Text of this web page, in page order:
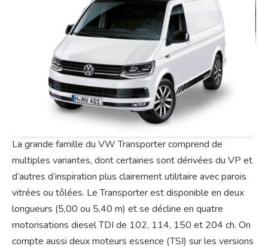
La grande famille du VW Transporter comprend de
multiples variantes, dont certaines sont dérivées du VP et
d’autres d’inspiration plus clairement utilitaire avec parois
vitrées ou tôlées. Le Transporter est disponible en deux
longueurs (5,00 ou 5,40 m) et se décline en quatre
motorisations diesel TDI de 102, 114, 150 et 204 ch. On
compte aussi deux moteurs essence (TSI) sur les versions